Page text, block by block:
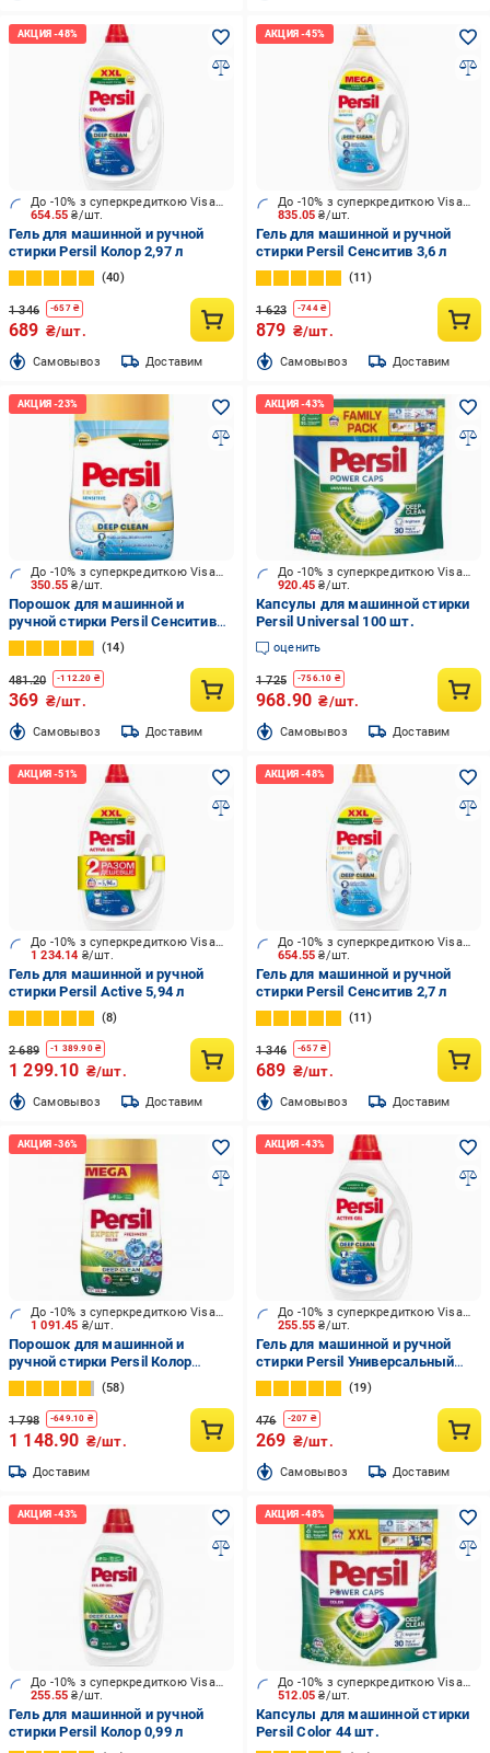
654.55₴/шт.
До -10% з суперкредиткою Visa Вигода
Гель для машинной и ручной
стирки Persil Колор 2,97 л
40
1 346 -657₴
689 ₴/шт.
Cамовывоз Доставим
835.05₴/шт.
До -10% з суперкредиткою Visa Вигода
Гель для машинной и ручной
стирки Persil Сенситив 3,6 л
11
1 623 -744₴
879 ₴/шт.
Cамовывоз Доставим
350.55₴/шт.
До -10% з суперкредиткою Visa Вигода
Порошок для машинной и
ручной стирки Persil Сенситив
2,7 кг
14
481.20 -112.20 ₴
369 ₴/шт.
Cамовывоз Доставим
920.45₴/шт.
До -10% з суперкредиткою Visa Вигода
Капсулы для машинной стирки
Persil Universal 100 шт.
оценить
1 725 -756.10 ₴
968.90 ₴/шт.
Cамовывоз Доставим
1 234.14 ₴/шт.
До -10% з суперкредиткою Visa Вигода
Гель для машинной и ручной
стирки Persil Active 5,94 л
8
2 689 -1 389.90₴
1 299.10 ₴/шт.
Cамовывоз Доставим
654.55₴/шт.
До -10% з суперкредиткою Visa Вигода
Гель для машинной и ручной
стирки Persil Сенситив 2,7 л
11
1 346 -657₴
689 ₴/шт.
Cамовывоз Доставим
1 091.45 ₴/шт.
До -10% з суперкредиткою Visa Вигода
Порошок для машинной и
ручной стирки Persil Колор
"Свежесть от Силан" 10,8 кг
58
1 798 -649.10 ₴
1 148.90 ₴/шт.
Доставим
255.55₴/шт.
До -10% з суперкредиткою Visa Вигода
Гель для машинной и ручной
стирки Persil Универсальный
0,99 л
19
476 -207 ₴
269 ₴/шт.
Cамовывоз Доставим
255.55₴/шт.
До -10% з суперкредиткою Visa Вигода
Гель для машинной и ручной
стирки Persil Колор 0,99 л
512.05₴/шт.
До -10% з суперкредиткою Visa Вигода
Капсулы для машинной стирки
Persil Color 44 шт.